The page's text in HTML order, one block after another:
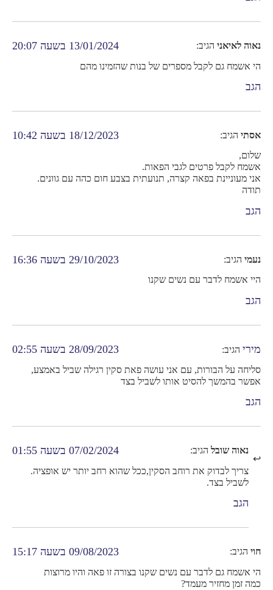
נאוה לאיאני הגיב: 13/01/2024 בשעה 20:07
הי אשמח גם לקבל מספרים של בנות שהזמינו מהם
הגב
אסתי הגיב: 18/12/2023 בשעה 10:42
שלום,
אשמח לקבל פרטים לגבי הפאות.
אני מעוניינת בפאה קצרה, תנועתית בצבע חום כהה עם גוונים.
תודה
הגב
נעמי הגיב: 29/10/2023 בשעה 16:36
היי אשמח לדבר עם נשים שקנו
הגב
מירי הגיב: 28/09/2023 בשעה 02:55
סליחה על הבורות, עם אני עושה פאת סקין רגילה שביל באמצע,
אפשר בהמשך להסיט אותו לשביל בצד
הגב
נאוה שובל הגיב: 07/02/2024 בשעה 01:55
צריך לבדוק את רוחב הסקין,ככל שהוא רחב יותר יש אופציה.
לשביל בצד.
הגב
חוי הגיב: 09/08/2023 בשעה 15:17
הי אשמח גם לדבר עם נשים שקנו בצורה זו פאה והיו מרוצות
כמה זמן מחזיר מעמד?